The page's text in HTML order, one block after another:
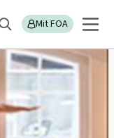
Søg Mit FOA